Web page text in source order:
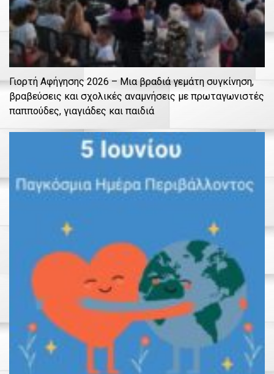
Γιορτή Αφήγησης 2026 – Μια βραδιά γεμάτη συγκίνηση,
βραβεύσεις και σχολικές αναμνήσεις με πρωταγωνιστές
παππούδες, γιαγιάδες και παιδιά